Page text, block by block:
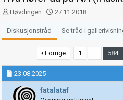
T
r
å
d
a
r
e
Høvdingen
S
t
r
t
d
a
27.11.2018
Diskusjonstråd Se tråd i
Forrige 1 … 584
23.08.2025
fatalataf